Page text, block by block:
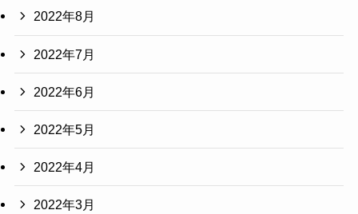
2022年8月
2022年7月
2022年6月
2022年5月
2022年4月
2022年3月